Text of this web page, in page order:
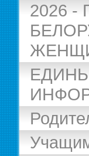
2026 -